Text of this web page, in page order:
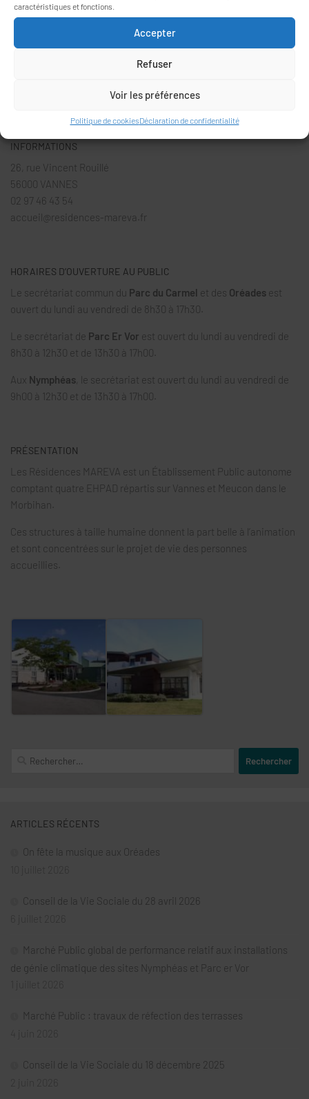
caractéristiques et fonctions.
Accepter
Refuser
Voir les préférences
Politique de cookiesDéclaration de confidentialité
INFORMATIONS
26, rue Vincent Rouillé
56000 VANNES
02 97 46 43 54
accueil@residences-mareva.fr
HORAIRES D’OUVERTURE AU PUBLIC
Le secrétariat commun du Parc du Carmel et des Oréades est
ouvert du lundi au vendredi de 8h30 à 17h30.
Le secrétariat de Parc Er Vor est ouvert du lundi au vendredi de
8h30 à 12h30 et de 13h30 à 17h00.
Aux Nymphéas , le secrétariat est ouvert du lundi au vendredi de
9h00 à 12h30 et de 13h30 à 17h00.
PRÉSENTATION
Les Résidences MAREVA est un Établissement Public autonome
comptant quatre EHPAD répartis sur Vannes et Meucon dans le
Morbihan.
Ces structures à taille humaine donnent la part belle à l’animation
et sont concentrées sur le projet de vie des personnes
accueillies.
Rechercher :
ARTICLES RÉCENTS
On fête la musique aux Oréades
Conseil de la Vie Sociale du 28 avril 2026
Marché Public global de performance relatif aux installations
de génie climatique des sites Nymphéas et Parc er Vor
Marché Public : travaux de réfection des terrasses
Conseil de la Vie Sociale du 18 décembre 2025